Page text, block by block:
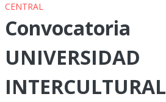
CENTRAL
Convocatoria
UNIVERSIDAD